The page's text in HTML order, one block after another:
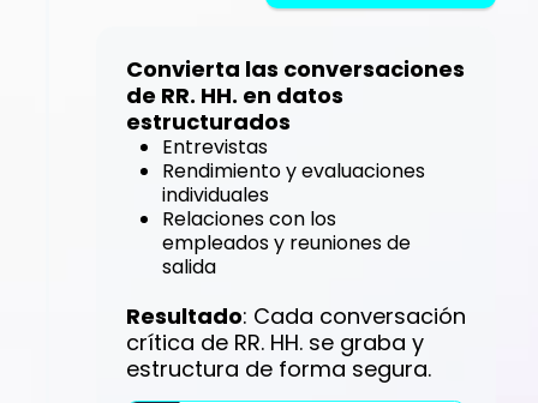
Convierta las conversaciones
de RR. HH. en datos
estructurados
Entrevistas
Rendimiento y evaluaciones
individuales
Relaciones con los
empleados y reuniones de
salida
Resultado: Cada conversación
crítica de RR. HH. se graba y
estructura de forma segura.